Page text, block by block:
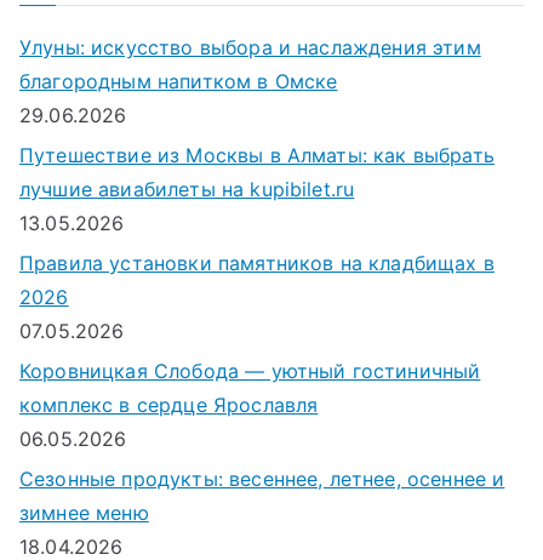
Улуны: искусство выбора и наслаждения этим
благородным напитком в Омске
29.06.2026
Путешествие из Москвы в Алматы: как выбрать
лучшие авиабилеты на kupibilet.ru
13.05.2026
Правила установки памятников на кладбищах в
2026
07.05.2026
Коровницкая Слобода — уютный гостиничный
комплекс в сердце Ярославля
06.05.2026
Сезонные продукты: весеннее, летнее, осеннее и
зимнее меню
18.04.2026